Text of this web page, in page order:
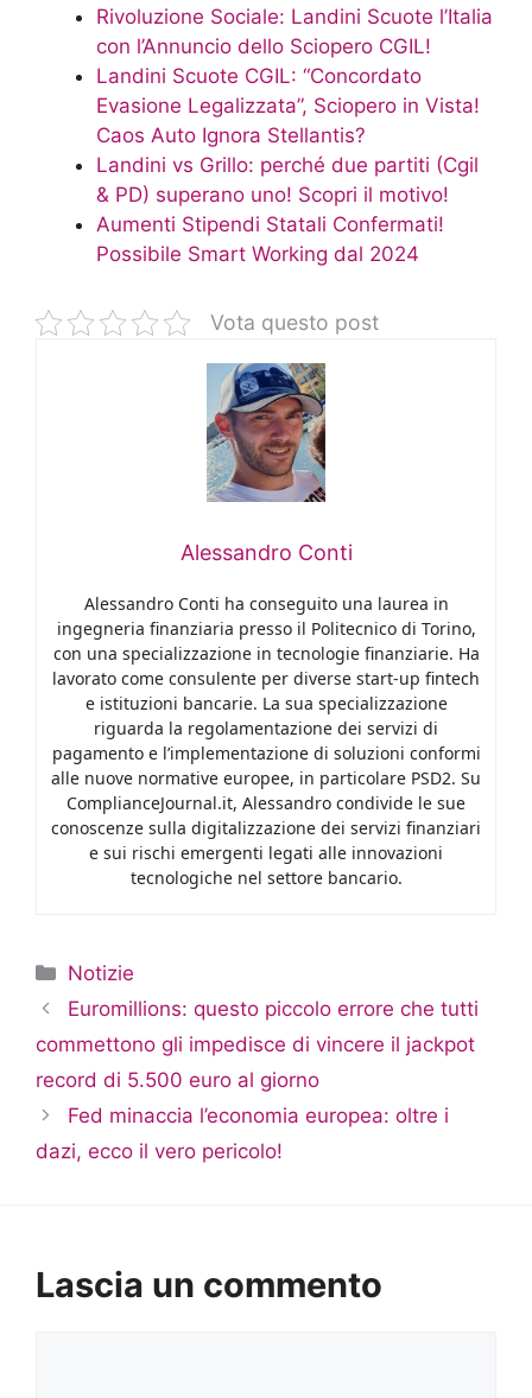
Rivoluzione Sociale: Landini Scuote l’Italia
con l’Annuncio dello Sciopero CGIL!
Landini Scuote CGIL: “Concordato
Evasione Legalizzata”, Sciopero in Vista!
Caos Auto Ignora Stellantis?
Landini vs Grillo: perché due partiti (Cgil
& PD) superano uno! Scopri il motivo!
Aumenti Stipendi Statali Confermati!
Possibile Smart Working dal 2024
Vota questo post
Alessandro Conti
Alessandro Conti ha conseguito una laurea in
ingegneria finanziaria presso il Politecnico di Torino,
con una specializzazione in tecnologie finanziarie. Ha
lavorato come consulente per diverse start-up fintech
e istituzioni bancarie. La sua specializzazione
riguarda la regolamentazione dei servizi di
pagamento e l’implementazione di soluzioni conformi
alle nuove normative europee, in particolare PSD2. Su
ComplianceJournal.it, Alessandro condivide le sue
conoscenze sulla digitalizzazione dei servizi finanziari
e sui rischi emergenti legati alle innovazioni
tecnologiche nel settore bancario.
Categorie
Notizie
Euromillions: questo piccolo errore che tutti
commettono gli impedisce di vincere il jackpot
record di 5.500 euro al giorno
Fed minaccia l’economia europea: oltre i
dazi, ecco il vero pericolo!
Lascia un commento